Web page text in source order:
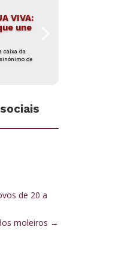
VIVA:
une
caixa da
de
de 20 a
moleiros →